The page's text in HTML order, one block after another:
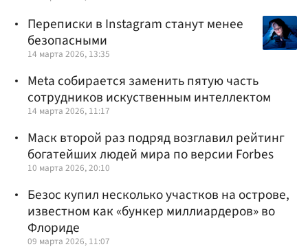
Переписки в Instagram станут менее
безопасными
14 марта 2026, 13:35
Meta собирается заменить пятую часть
сотрудников искуственным интеллектом
14 марта 2026, 11:17
Маск второй раз подряд возглавил рейтинг
богатейших людей мира по версии Forbes
10 марта 2026, 20:10
Безос купил несколько участков на острове,
известном как «бункер миллиардеров» во
Флориде
09 марта 2026, 11:07